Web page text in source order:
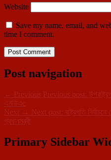
Website
Save my name, email, and
time I comment.
Post navigation
← Previous Previous post:
এনডিএc
Next → Next post:
রাষ্ট্রপতি
প্রধানমন্ত্রী
Primary Sidebar